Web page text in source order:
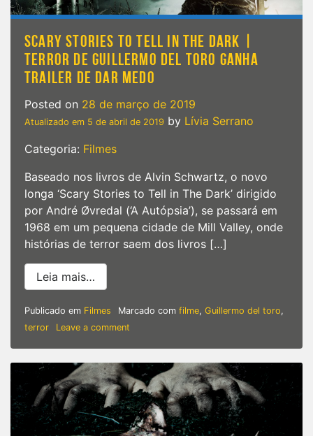
SCARY STORIES TO TELL IN THE DARK |
TERROR DE GUILLERMO DEL TORO GANHA
TRAILER DE DAR MEDO
Posted on 28 de março de 2019
Atualizado em 5 de abril de 2019 by Lívia Serrano
Categoria: Filmes
Baseado nos livros de Alvin Schwartz, o novo
longa ‘Scary Stories to Tell in The Dark’ dirigido
por André Øvredal (‘A Autópsia’), se passará em
1968 em um pequena cidade de Mill Valley, onde
histórias de terror saem dos livros […]
Leia mais…
Publicado em Filmes Marcado com filme, Guillermo del toro,
terror
Leave a comment
Stories
to
Tell
in
The
Dark
|